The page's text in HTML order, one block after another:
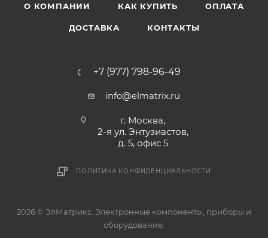
О КОМПАНИИ КАК КУПИТЬ ОПЛАТА
ДОСТАВКА КОНТАКТЫ
+7 (977) 798-96-49
info@elmatrix.ru
г. Москва,
2-я ул. Энтузиастов,
д. 5, офис 5
ПОЛИТИКА КОНФИДЕНЦИАЛЬНОСТИ
2026 © ЭлМатрикс. Электронные компоненты, приборы и
оборудование.